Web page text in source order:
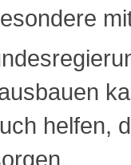
helfen,